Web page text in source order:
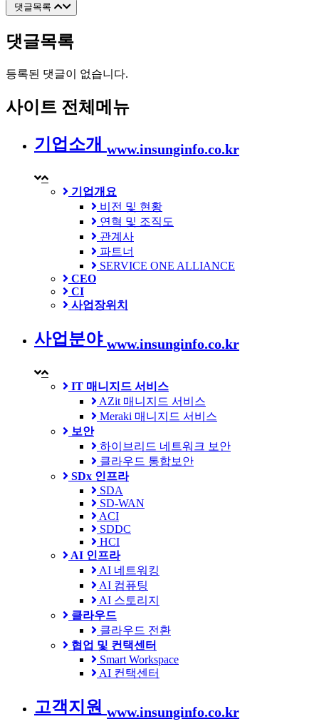
댓글목록
댓글목록
등록된 댓글이 없습니다.
사이트 전체메뉴
기업소개 www.insunginfo.co.kr
기업개요
비전 및 현황
연혁 및 조직도
관계사
파트너
SERVICE ONE ALLIANCE
CEO
CI
사업장위치
사업분야 www.insunginfo.co.kr
IT 매니지드 서비스
AZit 매니지드 서비스
Meraki 매니지드 서비스
보안
하이브리드 네트워크 보안
클라우드 통합보안
SDx 인프라
SDA
SD-WAN
ACI
SDDC
HCI
AI 인프라
AI 네트워킹
AI 컴퓨팅
AI 스토리지
클라우드
클라우드 전환
협업 및 컨택센터
Smart Workspace
AI 컨택센터
고객지원 www.insunginfo.co.kr